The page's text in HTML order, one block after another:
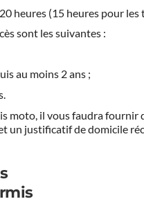
heures (15 heures pour
sont les suivantes :
au moins 2 ans ;
moto, il vous faudra
un justificatif de domicile